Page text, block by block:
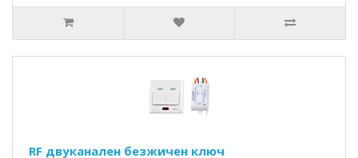
RF двуканален безжичен ключ